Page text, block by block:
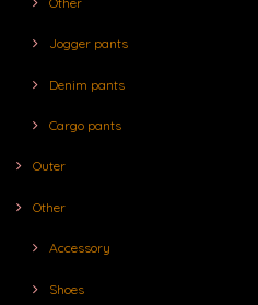
Jogger pants
Denim pants
Cargo pants
Outer
Other
Accessory
Shoes